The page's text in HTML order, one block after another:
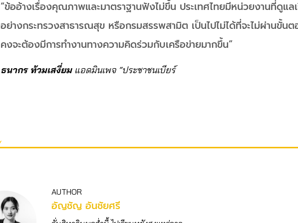
“ข้ออ้างเรื่องคุณภาพและมาตราฐานฟังไม่ขึ้น ประเทศไทยมีหน่วยงานที่ดูแ
อย่างกระทรวงสาธารณสุข หรือกรมสรรพสามิต เป็นไปไม่ได้ที่จะไม่ผ่านขั้น
คงจะต้องมีการทำงานทางความคิดร่วมกับเครือข่ายมากขึ้น”
ธนากร ท้วมเสงี่ยมแอดมินเพจ “ประชาชนเบียร์
AUTHOR
อัญชัญ อันชัยศรี